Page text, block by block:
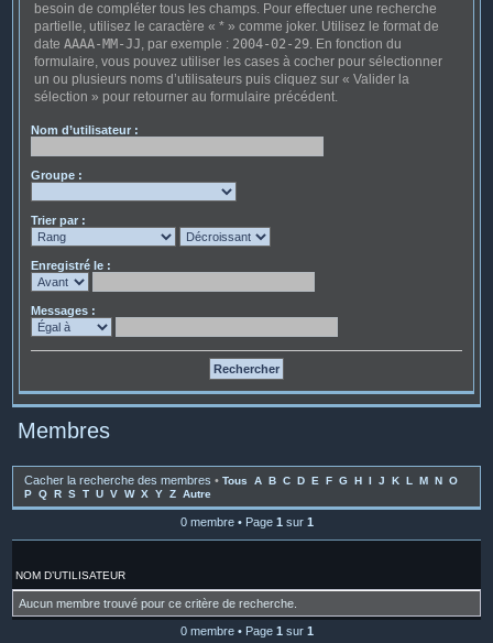
besoin de compléter tous les champs. Pour effectuer une recherche
partielle, utilisez le caractère « * » comme joker. Utilisez le format de
date AAAA-MM-JJ, par exemple : 2004-02-29. En fonction du
formulaire, vous pouvez utiliser les cases à cocher pour sélectionner
un ou plusieurs noms d’utilisateurs puis cliquez sur « Valider la
sélection » pour retourner au formulaire précédent.
Nom d’utilisateur :
Groupe :
Trier par :
Enregistré le :
Messages :
Membres
Cacher la recherche des membres • Tous A B C D E F G H I J K L M N O
P Q R S T U V W X Y Z Autre
0 membre • Page 1 sur 1
NOM D’UTILISATEUR
Aucun membre trouvé pour ce critère de recherche.
0 membre • Page 1 sur 1